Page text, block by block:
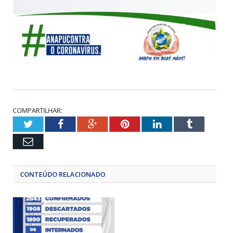
COMPARTILHAR:
TwitterFacebookGoogle+PinterestLinkedInTumblr
Email
CONTEÚDO RELACIONADO